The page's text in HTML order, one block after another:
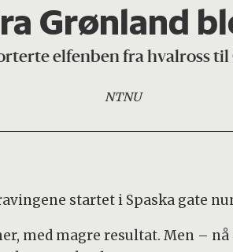
Grønland
elfenben fra hvalross
NTNU
startet i Spaska gate
med magre resultat. Men –